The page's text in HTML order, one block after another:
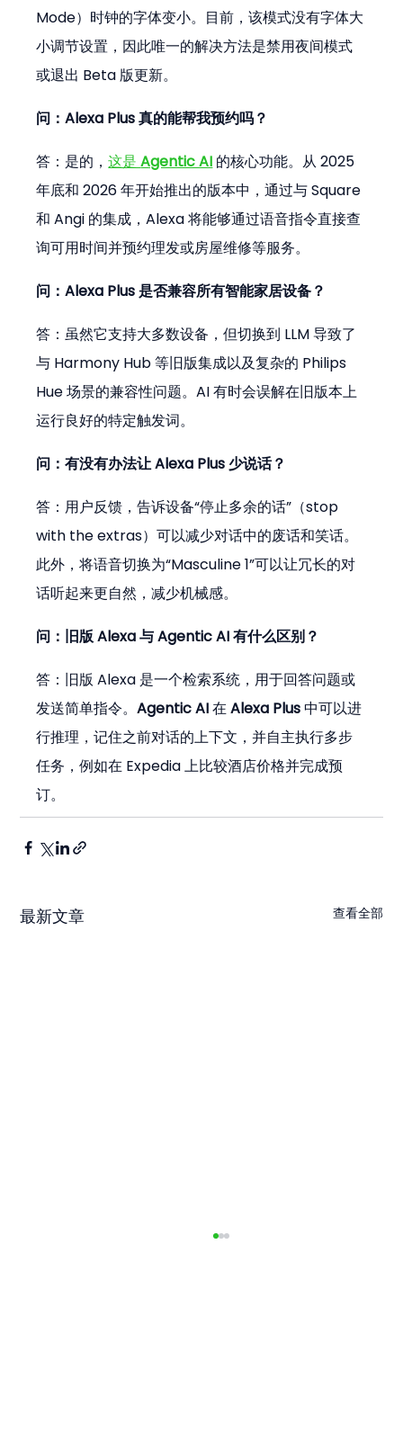
Mode）时钟的字体变小。目前，该模式没有字体大
小调节设置，因此唯一的解决方法是禁用夜间模式
或退出 Beta 版更新。
问：Alexa Plus 真的能帮我预约吗？
答：是的，这是 Agentic AI 的核心功能。从 2025
年底和 2026 年开始推出的版本中，通过与 Square
和 Angi 的集成，Alexa 将能够通过语音指令直接查
询可用时间并预约理发或房屋维修等服务。
问：Alexa Plus 是否兼容所有智能家居设备？
答：虽然它支持大多数设备，但切换到 LLM 导致了
与 Harmony Hub 等旧版集成以及复杂的 Philips
Hue 场景的兼容性问题。AI 有时会误解在旧版本上
运行良好的特定触发词。
问：有没有办法让 Alexa Plus 少说话？
答：用户反馈，告诉设备“停止多余的话”（stop
with the extras）可以减少对话中的废话和笑话。
此外，将语音切换为“Masculine 1”可以让冗长的对
话听起来更自然，减少机械感。
问：旧版 Alexa 与 Agentic AI 有什么区别？
答：旧版 Alexa 是一个检索系统，用于回答问题或
发送简单指令。Agentic AI 在 Alexa Plus 中可以进
行推理，记住之前对话的上下文，并自主执行多步
任务，例如在 Expedia 上比较酒店价格并完成预
订。
最新文章 查看全部